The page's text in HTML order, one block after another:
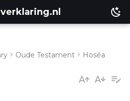
Oude Testament Hoséa